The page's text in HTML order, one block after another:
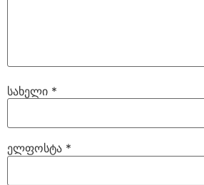
სახელი *
ელფოსტა *